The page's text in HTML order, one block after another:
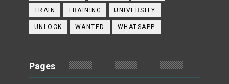
TRAIN TRAINING UNIVERSITY
UNLOCK WANTED WHATSAPP
Pages